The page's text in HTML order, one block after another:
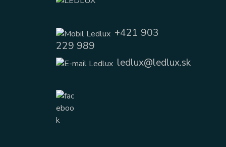
+421 903
229 989
ledlux@ledlux.sk